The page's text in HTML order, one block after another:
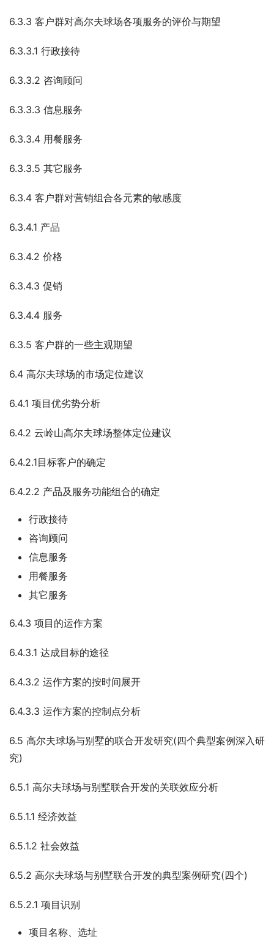
6.3.3 客户群对高尔夫球场各项服务的评价与期望
6.3.3.1 行政接待
6.3.3.2 咨询顾问
6.3.3.3 信息服务
6.3.3.4 用餐服务
6.3.3.5 其它服务
6.3.4 客户群对营销组合各元素的敏感度
6.3.4.1 产品
6.3.4.2 价格
6.3.4.3 促销
6.3.4.4 服务
6.3.5 客户群的一些主观期望
6.4 高尔夫球场的市场定位建议
6.4.1 项目优劣势分析
6.4.2 云岭山高尔夫球场整体定位建议
6.4.2.1目标客户的确定
6.4.2.2 产品及服务功能组合的确定
行政接待
咨询顾问
信息服务
用餐服务
其它服务
6.4.3 项目的运作方案
6.4.3.1 达成目标的途径
6.4.3.2 运作方案的按时间展开
6.4.3.3 运作方案的控制点分析
6.5 高尔夫球场与别墅的联合开发研究(四个典型案例深入研
究)
6.5.1 高尔夫球场与别墅联合开发的关联效应分析
6.5.1.1 经济效益
6.5.1.2 社会效益
6.5.2 高尔夫球场与别墅联合开发的典型案例研究(四个)
6.5.2.1 项目识别
项目名称、选址